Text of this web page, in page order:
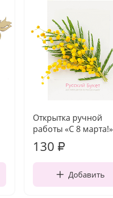
Открытка ручной
работы «С 8 марта!»
130 ₽
Добавить